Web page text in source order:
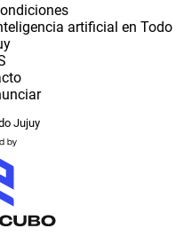
artificial en Todo
Jujuy